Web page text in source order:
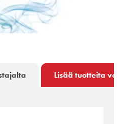
Lisää tuotteita